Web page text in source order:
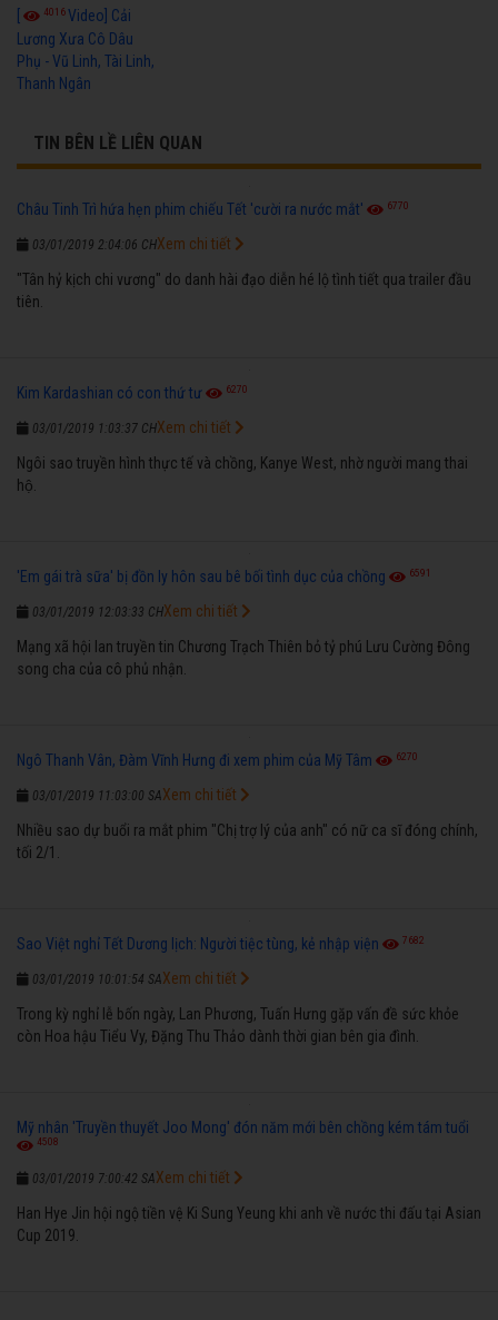
[ 4016Video] Cải
Lương Xưa Cô Dâu
Phụ - Vũ Linh, Tài Linh,
Thanh Ngân
TIN BÊN LỀ LIÊN QUAN
Châu Tinh Trì hứa hẹn phim chiếu Tết 'cười ra nước mắt' 6770
03/01/2019 2:04:06 CH
"Tân hỷ kịch chi vương" do danh hài đạo diễn hé lộ tình tiết qua trailer đầu
tiên.
Xem chi tiết
Kim Kardashian có con thứ tư 6270
03/01/2019 1:03:37 CH
Ngôi sao truyền hình thực tế và chồng, Kanye West, nhờ người mang thai
hộ.
Xem chi tiết
'Em gái trà sữa' bị đồn ly hôn sau bê bối tình dục của chồng 6591
03/01/2019 12:03:33 CH
Mạng xã hội lan truyền tin Chương Trạch Thiên bỏ tỷ phú Lưu Cường Đông
song cha của cô phủ nhận.
Xem chi tiết
Ngô Thanh Vân, Đàm Vĩnh Hưng đi xem phim của Mỹ Tâm 6270
03/01/2019 11:03:00 SA
Nhiều sao dự buổi ra mắt phim "Chị trợ lý của anh" có nữ ca sĩ đóng chính,
tối 2/1.
Xem chi tiết
Sao Việt nghỉ Tết Dương lịch: Người tiệc tùng, kẻ nhập viện 7682
03/01/2019 10:01:54 SA
Trong kỳ nghỉ lễ bốn ngày, Lan Phương, Tuấn Hưng gặp vấn đề sức khỏe
còn Hoa hậu Tiểu Vy, Đặng Thu Thảo dành thời gian bên gia đình.
Xem chi tiết
Mỹ nhân 'Truyền thuyết Joo Mong' đón năm mới bên chồng kém tám tuổi
4508
03/01/2019 7:00:42 SA
Han Hye Jin hội ngộ tiền vệ Ki Sung Yeung khi anh về nước thi đấu tại Asian
Cup 2019.
Xem chi tiết